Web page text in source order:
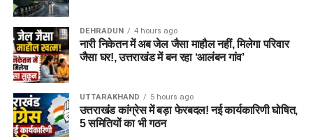
DEHRADUN 4 hours ago
नारी निकेतन में अब जेल जैसा माहौल नहीं, मिलेगा परिवार
जैसा घर!, उत्तराखंड में बन रहा ‘आलंबन गांव’
UTTARAKHAND 5 hours ago
उत्तराखंड कांग्रेस में बड़ा फेरबदल! नई कार्यकारिणी घोषित,
5 समितियों का भी गठन